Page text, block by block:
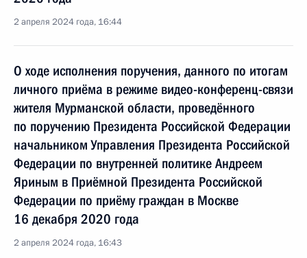
2 апреля 2024 года, 16:44
О ходе исполнения поручения, данного по итогам
личного приёма в режиме видео-конференц-связи
жителя Мурманской области, проведённого
по поручению Президента Российской Федерации
начальником Управления Президента Российской
Федерации по внутренней политике Андреем
Яриным в Приёмной Президента Российской
Федерации по приёму граждан в Москве
16 декабря 2020 года
2 апреля 2024 года, 16:43